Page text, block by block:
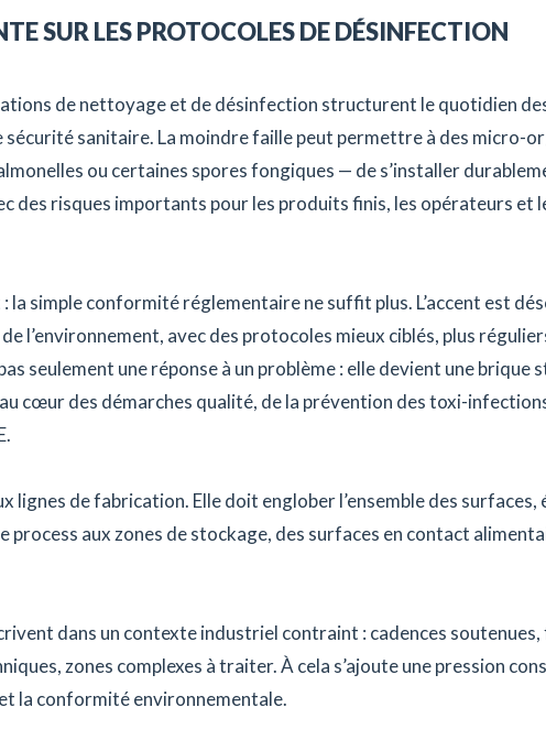
SUR LES PROTOCOLES DE DÉSINFECTION
de nettoyage et de désinfection structurent le quotidien
sanitaire. La moindre faille peut permettre à des micro-
ou certaines spores fongiques — de s’installer
des risques importants pour les produits finis, les opérateurs et
la simple conformité réglementaire ne suffit plus. L’accent est
l’environnement, avec des protocoles mieux ciblés, plus
seulement une réponse à un problème : elle devient une brique
cœur des démarches qualité, de la prévention des toxi-
lignes de fabrication. Elle doit englober l’ensemble des surfaces,
aux zones de stockage, des surfaces en contact
dans un contexte industriel contraint : cadences
zones complexes à traiter. À cela s’ajoute une pression
la conformité environnementale.